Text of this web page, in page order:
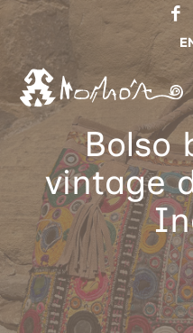
Bolso
vintage